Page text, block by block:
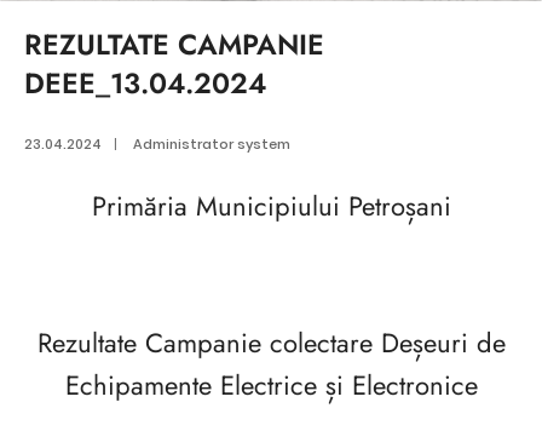
REZULTATE CAMPANIE
DEEE_13.04.2024
23.04.2024 | Administrator system
Primăria Municipiului Petroșani
Rezultate Campanie colectare Deșeuri de
Echipamente Electrice și Electronice